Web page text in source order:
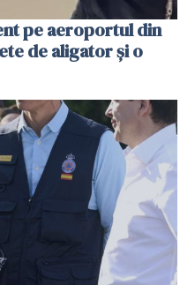
pe aeroportul din
de aligator și o